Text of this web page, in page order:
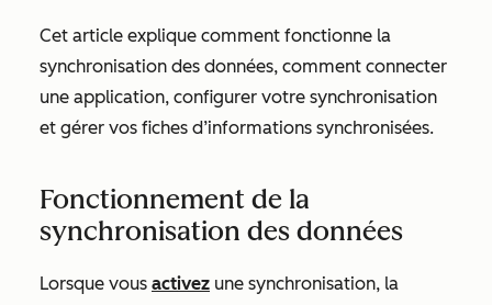
Cet article explique comment fonctionne la
synchronisation des données, comment connecter
une application, configurer votre synchronisation
et gérer vos fiches d’informations synchronisées.
Fonctionnement de la
synchronisation des données
Lorsque vous activez une synchronisation, la